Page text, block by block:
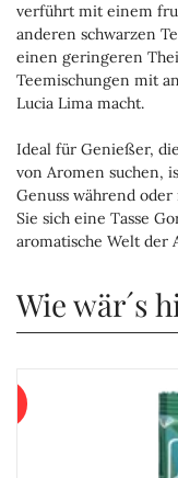
verführt mit einem
anderen schwarzen
einen geringeren
Teemischungen mit
Lucia Lima macht.
Ideal für Genießer,
von Aromen suchen,
Genuss während
Sie sich eine Tasse
aromatische Welt der
Wie wär´s